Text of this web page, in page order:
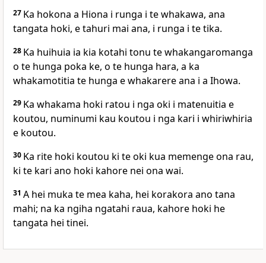
27 Ka hokona a Hiona i runga i te whakawa, ana
tangata hoki, e tahuri mai ana, i runga i te tika.
28 Ka huihuia ia kia kotahi tonu te whakangaromanga
o te hunga poka ke, o te hunga hara, a ka
whakamotitia te hunga e whakarere ana i a Ihowa.
29 Ka whakama hoki ratou i nga oki i matenuitia e
koutou, numinumi kau koutou i nga kari i whiriwhiria
e koutou.
30 Ka rite hoki koutou ki te oki kua memenge ona rau,
ki te kari ano hoki kahore nei ona wai.
31 A hei muka te mea kaha, hei korakora ano tana
mahi; na ka ngiha ngatahi raua, kahore hoki he
tangata hei tinei.